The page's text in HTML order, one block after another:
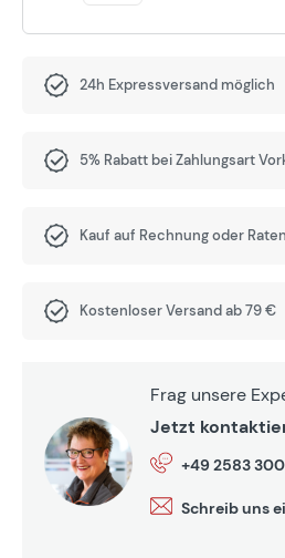
24h Expressversand möglich
5% Rabatt bei Zahlungsart
Kauf auf Rechnung oder
Kostenloser Versand ab 79 €
Frag unsere
Jetzt
+49 2583
Schreib uns